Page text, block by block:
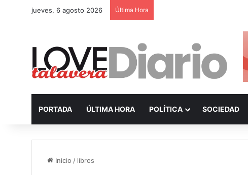
jueves, 6 agosto 2026 Última Hora
PORTADA ÚLTIMA HORA POLÍTICA SOCIEDAD
Inicio / libros